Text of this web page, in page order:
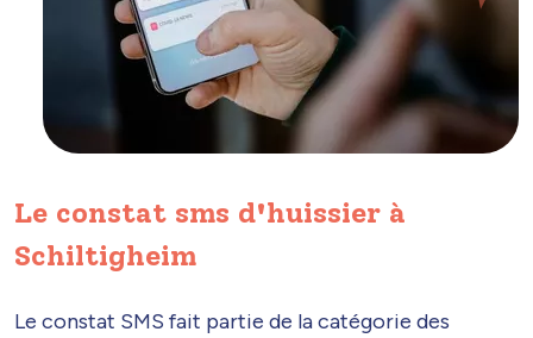
Le constat sms d'huissier à
Schiltigheim
Le constat SMS fait partie de la catégorie des